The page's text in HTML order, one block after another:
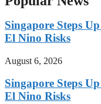
Singapore Steps
El Nino Risks
August 6, 2026
Singapore Steps
El Nino Risks